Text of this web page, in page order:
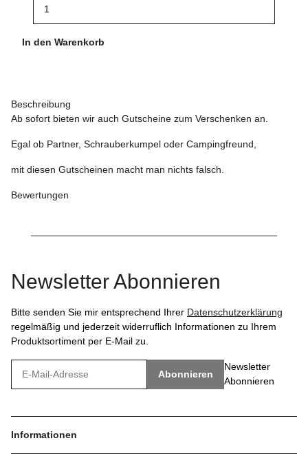
In den Warenkorb
Beschreibung
Ab sofort bieten wir auch Gutscheine zum Verschenken an.
Egal ob Partner, Schrauberkumpel oder Campingfreund,
mit diesen Gutscheinen macht man nichts falsch.
Bewertungen
Newsletter Abonnieren
Bitte senden Sie mir entsprechend Ihrer Datenschutzerklärung
regelmäßig und jederzeit widerruflich Informationen zu Ihrem
Produktsortiment per E-Mail zu.
Abonnieren
Newsletter
Abonnieren
Informationen